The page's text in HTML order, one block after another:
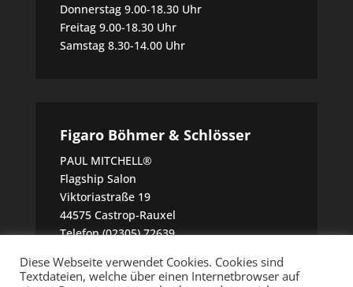
Donnerstag 9.00-18.30 Uhr
Freitag 9.00-18.30 Uhr
Samstag 8.30-14.00 Uhr
Figaro Böhmer & Schlösser
PAUL MITCHELL®
Flagship Salon
Viktoriastraße 19
44575 Castrop-Rauxel
Telefon (02305) 72639
Diese Webseite verwendet Cookies. Cookies sind
Textdateien, welche über einen Internetbrowser auf